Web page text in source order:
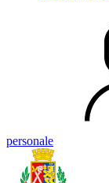
personale